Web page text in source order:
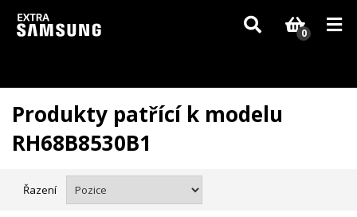
Vzhledem k aktuální situaci se může dodání dílů, které nejsou skladem,
zpozdit. Děkujeme za pochopení.
0
Produkty patřící k modelu
RH68B8530B1
Řazení